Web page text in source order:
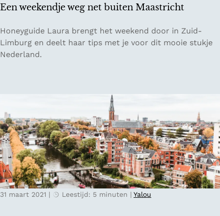
a
j
a
e
v
a
n
e
a
f
s
t
a
n
d
Een weekendje weg net buiten Maastricht
E
e
n
n
d
j
e
w
e
g
Honeyguide Laura brengt het weekend door in Zuid-
Limburg en deelt haar tips met je voor dit mooie stukje
Nederland.
31 maart 2021 | Leestijd: 5 minuten | Yalou